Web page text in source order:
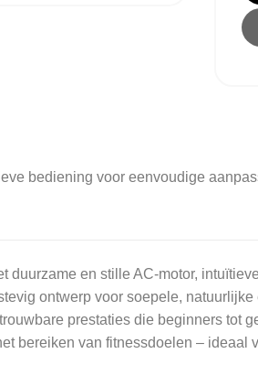
bediening voor eenvoudige
duurzame en stille AC-motor,
ontwerp voor soepele, natuurlijke
prestaties die beginners tot
bereiken van fitnessdoelen – ideaal